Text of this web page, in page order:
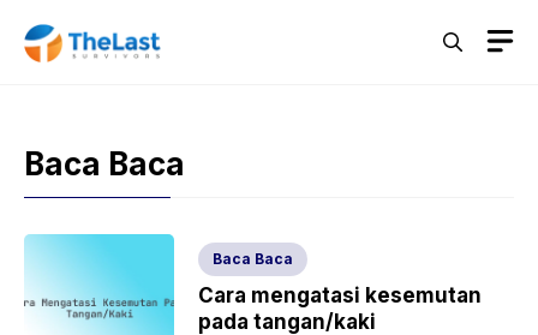
Baca Baca
Baca Baca
Cara mengatasi kesemutan
pada tangan/kaki